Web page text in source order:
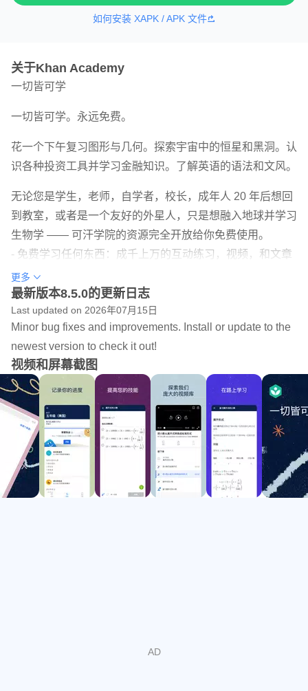
如何安装 XAPK / APK 文件
关于Khan Academy
一切皆可学
一切皆可学。永远免费。
花一个下午复习图形与几何。探索宇宙中的恒星和黑洞。认
识各种投资工具并学习金融知识。了解英语的语法和文风。
无论您是学生，老师，自学者，校长，成年人 20 年后想回
到教室，或者是一个友好的外星人，只是想融入地球并学习
生物学 —— 可汗学院的资源完全开放给你免费使用。
- 免费学习任何东西：成千上万的互动练习，视频，和文章
就在你的指尖上。学习数学、科学、经济、金融、语法等其
他科目。（更多科目正在翻译中！）
- 提高你的技能：所有练习均有即时反馈和逐步提示。跟随
你在学校的课程同步学习，或按照自己的进度练习。
- 离线时继续学习：收藏书签并下载你喜欢的内容，在没有
互联网连接的情况下观看视频。
- 继续线上的学习：你的学习进度会自动与
zh.khanacademy.org 同步。因此，你的进度随时随地都会
是最新的。
通过观看视频、做互动练习、或阅读文章来学习数学（人教
版一到六年级）、科学（宇宙学，医学）、经济学、语法，
及更多！
更多
最新版本8.5.0的更新日志
Last updated on 2026年07月15日
Minor bug fixes and improvements. Install or update to the
newest version to check it out!
视频和屏幕截图